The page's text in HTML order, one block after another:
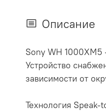
Описание
Sony WH
Устройство
зависимости от
Технология